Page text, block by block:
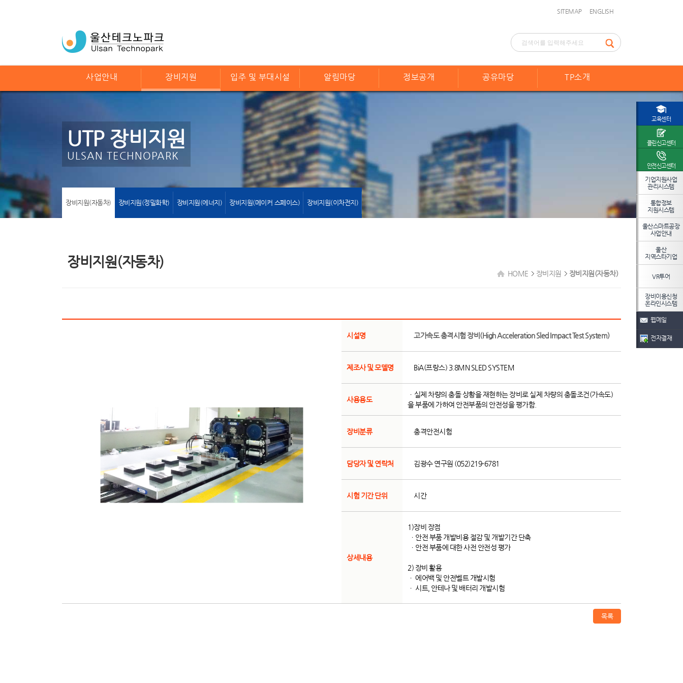
SITEMAP ENGLISH
사업안내 장비지원 입주 및 부대시설 알림마당 정보공개 공유마당 TP소개
UTP 장비지원
ULSAN TECHNOPARK
장비지원(자동차) 장비지원(정밀화학) 장비지원(에너지) 장비지원(메이커 스페이스) 장비지원(이차전지)
장비지원(자동차)
HOME 장비지원 장비지원(자동차)
시설명 고가속도 충격시험 장비(High Acceleration Sled Impact Test System)
제조사 및 모델명 BiA(프랑스) 3.8MN SLED SYSTEM
사용용도
ㆍ실제 차량의 충돌 상황을 재현하는 장비로 실제 차량의 충돌조건(가속도)
을 부품에 가하여 안전부품의 안전성을 평가함.
장비분류 충격안전시험
담당자 및 연락처 김광수 연구원 (052)219-6781
시험 기간 단위 시간
상세내용
1)장비 장점
ㆍ안전 부품 개발비용 절감 및 개발기간 단축
ㆍ안전 부품에 대한 사전 안전성 평가
2) 장비 활용
ㆍ 에어백 및 안전벨트 개발시험
ㆍ 시트, 안테나 및 배터리 개발시험
목록
교육센터
클린신고센터
안전신고센터
기업지원사업
관리시스템
통합정보
지원시스템
울산스마트공장
사업안내
울산
지역스타기업
VR투어
장비이용신청
온라인시스템
웹메일
전자결재